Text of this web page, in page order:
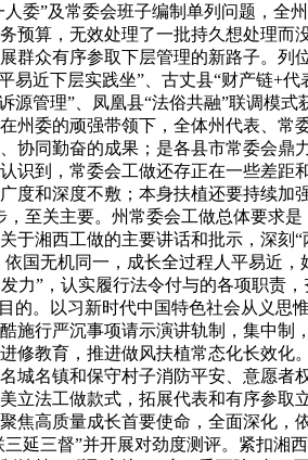
委”及常委会班子编制单列问题，全
算，无效处理了一批持久想处理而
众有序参取下层管理的新路子。
近下层实践坐”、古丈县“财产链+
管理”、凤凰县“法俗共融”联调模
委的顽强带领下，全体州代表、常
同勤奋的成果；是各县市常委会
到，常委会工做还存正在一些差
和深度不敷；本身扶植还要持续加
至关主要。州常委会工做总体要求
湘西工做的主要讲话和批示，深刻
国无机同一，成长全过程人平易近
力”，认实履行法令付与的各项职责
。以习新时代中国特色社会从义思
行严沉事项请示演讲轨制，集中制
教育，推进做风扶植常态化长效化
名镇和保守村子消防平安、意愿
法工做款式，拓展代表和有序参
高质量成长首要使命，全面深化
延三督”并开展对劲度测评。紧扣湘